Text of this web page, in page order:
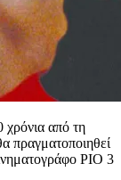
χρόνια από τη
πραγματοποιηθεί
ΡΙΟ 3